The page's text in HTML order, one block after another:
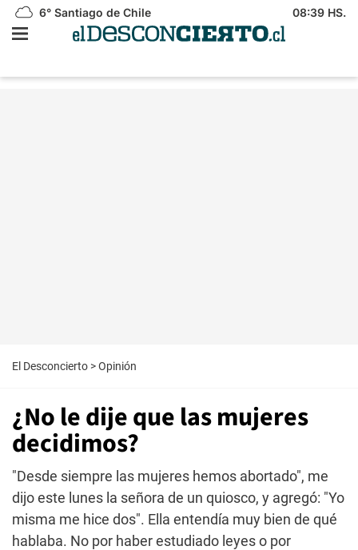
6° Santiago de Chile 08:39 HS.
El Desconcierto >Opinión
¿No le dije que las mujeres
decidimos?
"Desde siempre las mujeres hemos abortado", me
dijo este lunes la señora de un quiosco, y agregó: "Yo
misma me hice dos". Ella entendía muy bien de qué
hablaba. No por haber estudiado leyes o por